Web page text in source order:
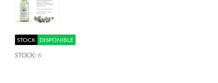
STOCK DISPONIBLE
STOCK: 6